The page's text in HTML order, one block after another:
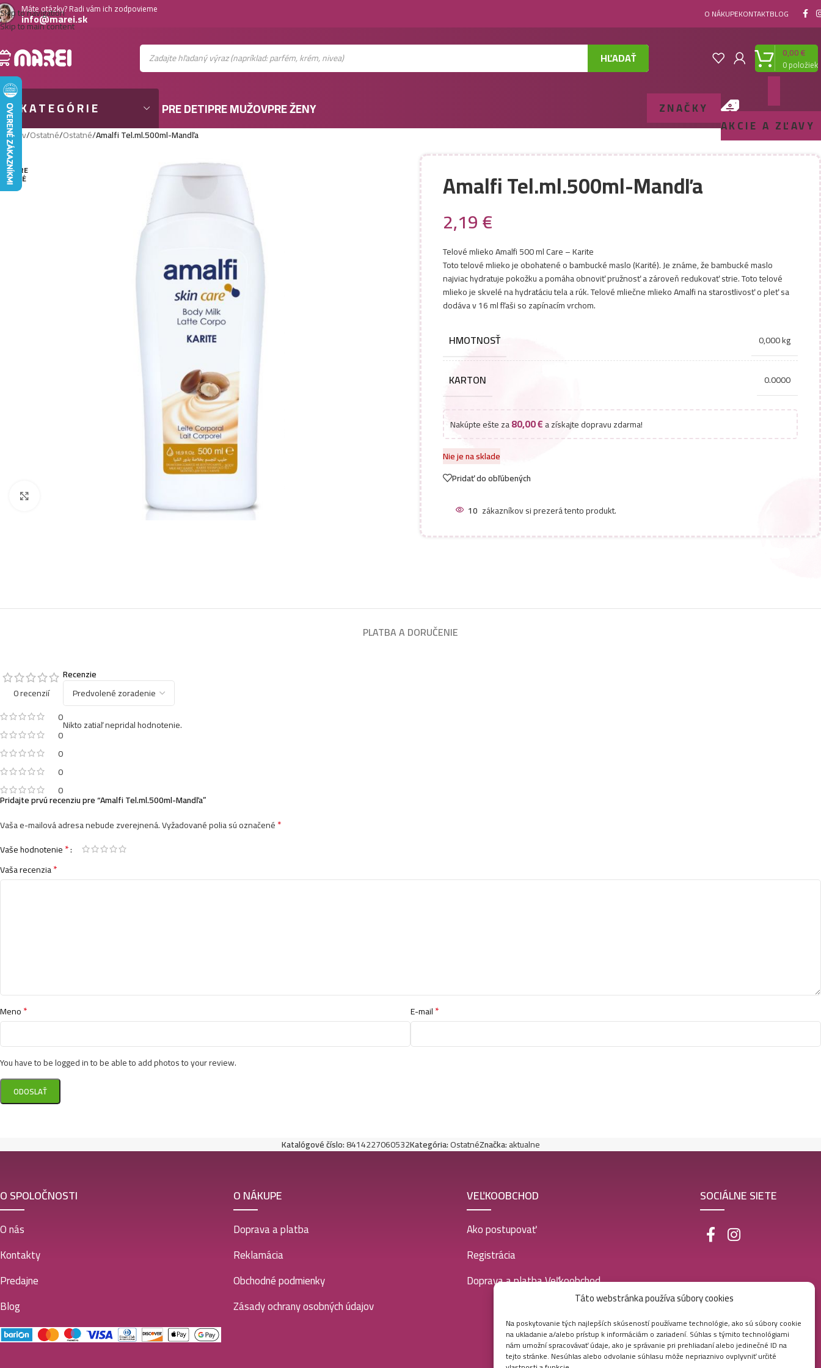
Táto webstránka používa súbory cookies
Na poskytovanie tých najlepších skúseností používame technológie, ako sú súbory cookie
na ukladanie a/alebo prístup k informáciám o zariadení. Súhlas s týmito technológiami
nám umožní spracovávať údaje, ako je správanie pri prehliadaní alebo jedinečné ID na
tejto stránke. Nesúhlas alebo odvolanie súhlasu môže nepriaznivo ovplyvniť určité
Skip to navigation
Skip to main content
Máte otázky? Radi vám ich zodpovieme
info@marei.sk O NÁKUPEKONTAKTBLOG
HĽADAŤ 0položiek
0,00€
KATEGÓRIE PRE DETIPRE MUŽOVPRE ŽENY
ZNAČKY
AKCIE A ZĽAVY
Domov/Ostatné/Ostatné/Amalfi Tel.ml.500ml-Mandľa
VYPRE
DANÉ Amalfi Tel.ml.500ml-Mandľa
2,19€
Telové mlieko Amalfi 500 ml Care – Karite
Toto telové mlieko je obohatené o bambucké maslo (Karité). Je známe, že bambucké maslo
najviac hydratuje pokožku a pomáha obnoviť pružnosť a zároveň redukovať strie. Toto telové
mlieko je skvelé na hydratáciu tela a rúk. Telové mliečne mlieko Amalfi na starostlivosť o pleť sa
dodáva v 16 ml fľaši so zapínacím vrchom.
HMOTNOSŤ 0,000 kg
KARTON 0.0000
Nakúpte ešte za80,00€a získajte dopravu zdarma!
Nie je na sklade
Pridať do obľúbených
10 zákazníkov si prezerá tento produkt.
PLATBA A DORUČENIE
0 recenzií
0
0
0
0
0
Recenzie
Nikto zatiaľ nepridal hodnotenie.
Pridajte prvú recenziu pre “Amalfi Tel.ml.500ml-Mandľa”
Vaša e-mailová adresa nebude zverejnená.Vyžadované polia sú označené*
Vaše hodnotenie*
Vaša recenzia*
Meno* E-mail*
You have to be logged in to be able to add photos to your review.
Katalógové číslo:8414227060532Kategória:OstatnéZnačka:aktualne
O SPOLOČNOSTI
O nás
Kontakty
Predajne
Blog
O NÁKUPE
Doprava a platba
Reklamácia
Obchodné podmienky
Zásady ochrany osobných údajov
VEĽKOOBCHOD
Ako postupovať
Registrácia
Doprava a platba Veľkoobchod
SOCIÁLNE SIETE